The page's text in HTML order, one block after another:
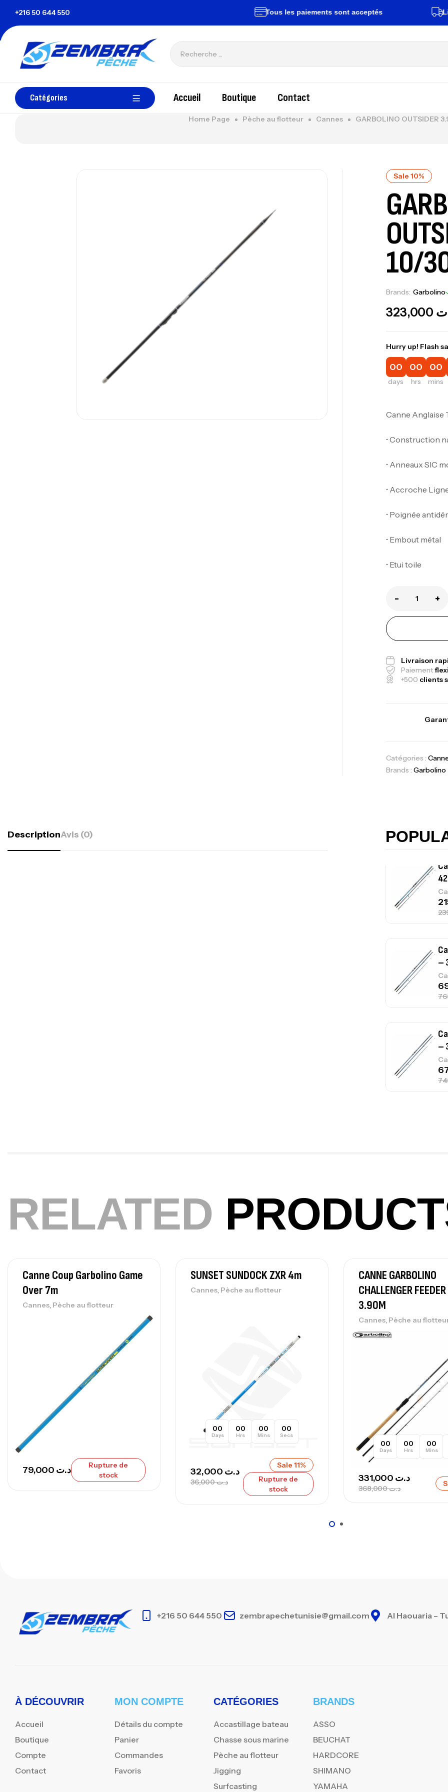
+216 50 644 550 Tous les paiements sont acceptés
Catégories Accueil Boutique Contact
Home Page Pèche au flotteur Cannes GARBOLINO OUTSIDER
Sale 10%
10/
Brands: Garbolino
323,000
Hurry up! Flash
00
days
00
hrs
00
mins
Canne Anglaise
• Construction
• Anneaux SIC
• Accroche
• Poignée
• Embout métal
• Etui toile
- +
Livraison
Paiement
+500 clients
Catégories :
Brands : Garbolino
DescriptionAvis (0)
–
–
–
RELATED
Canne Coup Garbolino Game
Over 7m
Cannes, Pèche au flotteur
د.ت
Rupture de
stock
SUNSET SUNDOCK ZXR 4m
Cannes, Pèche au flotteur
00
Days
00
Hrs
00
Mins
00
Secs
د.ت36,000
د.ت
Sale 11%
Rupture de
stock
CANNE GARBOLINO
CHALLENGER
3.90M
Cannes, Pèche au
00
Days
00
Hrs
00
Mins
د.ت368,000
د.ت
+216 50 644 550 zembrapechetunisie@gmail.com Al Haouaria –
À DÉCOUVRIR
Accueil
Boutique
Compte
Contact
MON COMPTE
Détails du compte
Panier
Commandes
Favoris
CATÉGORIES
Accastillage bateau
Chasse sous marine
Pèche au flotteur
Jigging
Surfcasting
BRANDS
ASSO
BEUCHAT
HARDCORE
SHIMANO
YAMAHA